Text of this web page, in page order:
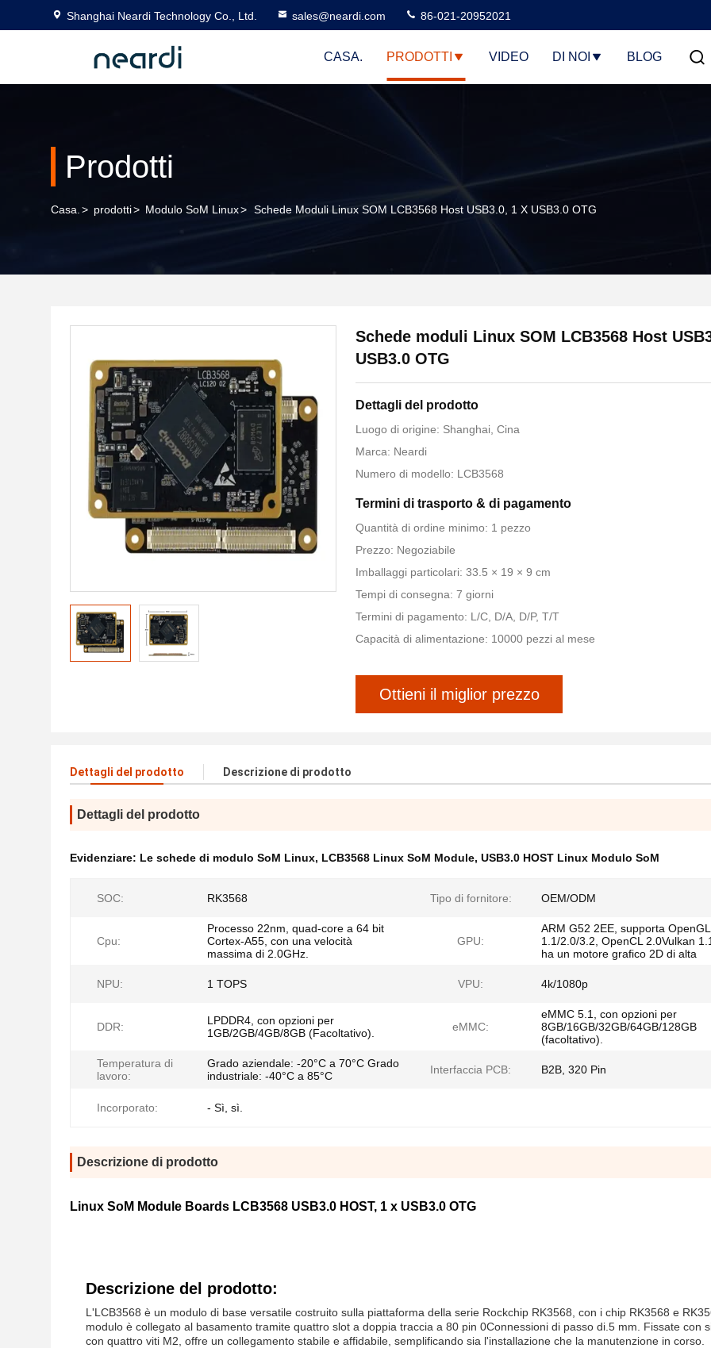
Shanghai Neardi Technology Co., Ltd. sales@neardi.com 86-021-20952021
CASA. PRODOTTI VIDEO DI NOI BLOG
Prodotti
Casa. > prodotti> Modulo SoM Linux> Schede Moduli Linux SOM LCB3568 Host USB3.0, 1 X USB3.0 OTG
Schede moduli Linux SOM LCB3568 Host
USB3.0 OTG
Dettagli del prodotto
Luogo di origine: Shanghai, Cina
Marca: Neardi
Numero di modello: LCB3568
Termini di trasporto & di pagamento
Quantità di ordine minimo: 1 pezzo
Prezzo: Negoziabile
Imballaggi particolari: 33.5 × 19 × 9 cm
Tempi di consegna: 7 giorni
Termini di pagamento: L/C, D/A, D/P, T/T
Capacità di alimentazione: 10000 pezzi al mese
Ottieni il miglior prezzo
Dettagli del prodotto Descrizione di prodotto
Dettagli del prodotto
Evidenziare: Le schede di modulo SoM Linux, LCB3568 Linux SoM Module, USB3.0 HOST Linux Modulo SoM
SOC: RK3568 Tipo di fornitore: OEM/ODM
Cpu:
Processo 22nm, quad-core a 64 bit
Cortex-A55, con una velocità
massima di 2.0GHz.
GPU:
ARM G52 2EE, supporta
1.1/2.0/3.2, OpenCL 2.0Vulkan
ha un motore grafico 2D di alta
NPU: 1 TOPS VPU: 4k/1080p
DDR:
LPDDR4, con opzioni per
1GB/2GB/4GB/8GB (Facoltativo).
eMMC:
eMMC 5.1, con opzioni per
8GB/16GB/32GB/64GB/128GB
(facoltativo).
Temperatura di
lavoro:
Grado aziendale: -20°C a 70°C Grado
industriale: -40°C a 85°C
Interfaccia PCB: B2B, 320 Pin
Incorporato: - Sì, sì.
Descrizione di prodotto
Linux SoM Module Boards LCB3568 USB3.0 HOST, 1 x USB3.0 OTG
Descrizione del prodotto:
L'LCB3568 è un modulo di base versatile costruito sulla piattaforma della serie Rockchip RK3568, con i chip RK3568 e
modulo è collegato al basamento tramite quattro slot a doppia traccia a 80 pin 0Connessioni di passo di.5 mm. Fissate con
con quattro viti M2, offre un collegamento stabile e affidabile, semplificando sia l'installazione che la manutenzione in corso.